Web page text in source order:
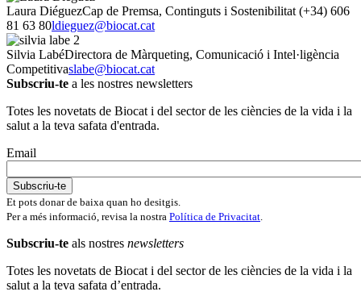
Laura DiéguezCap de Premsa, Continguts i Sostenibilitat (+34) 606
81 63 80ldieguez@biocat.cat
Silvia LabéDirectora de Màrqueting, Comunicació i Intel·ligència
Competitivaslabe@biocat.cat
Subscriu-te a les nostres newsletters
Totes les novetats de Biocat i del sector de les ciències de la vida i la
salut a la teva safata d'entrada.
Email
Et pots donar de baixa quan ho desitgis.
Per a més informació, revisa la nostra Política de Privacitat
Subscriu-te als nostres newsletters
Totes les novetats de Biocat i del sector de les ciències de la vida i la
salut a la teva safata d’entrada.